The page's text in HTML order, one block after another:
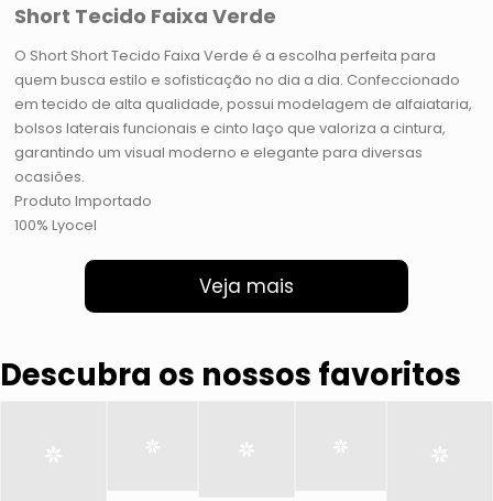
Short Tecido Faixa Verde
O Short Short Tecido Faixa Verde é a escolha perfeita para
quem busca estilo e sofisticação no dia a dia. Confeccionado
em tecido de alta qualidade, possui modelagem de alfaiataria,
bolsos laterais funcionais e cinto laço que valoriza a cintura,
garantindo um visual moderno e elegante para diversas
ocasiões.
Produto Importado
100% Lyocel
Veja mais
Descubra os nossos favoritos